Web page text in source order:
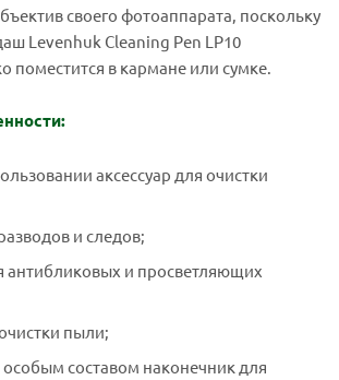
своего фотоаппарата, поскольку
Levenhuk Cleaning Pen LP10
поместится в кармане или сумке.
аксессуар для очистки
и следов;
антибликовых и просветляющих
пыли;
составом наконечник для